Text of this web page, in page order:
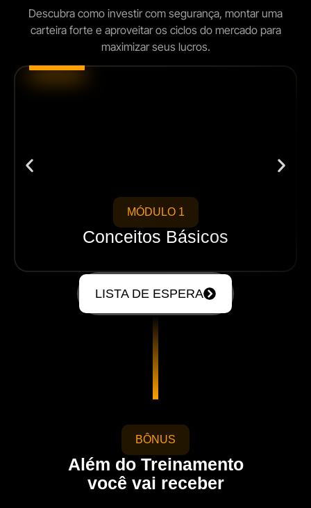
Descubra como investir com segurança, montar uma
carteira forte e aproveitar os ciclos do mercado para
maximizar seus lucros.
MÓDULO 1
Conceitos Básicos
LISTA DE ESPERA
BÔNUS
Além do Treinamento
você vai receber